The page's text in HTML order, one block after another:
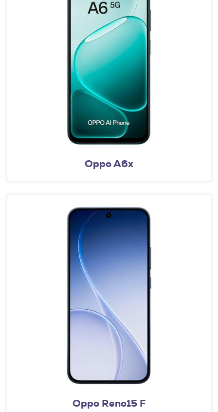
Oppo A6x
Oppo Reno15 F